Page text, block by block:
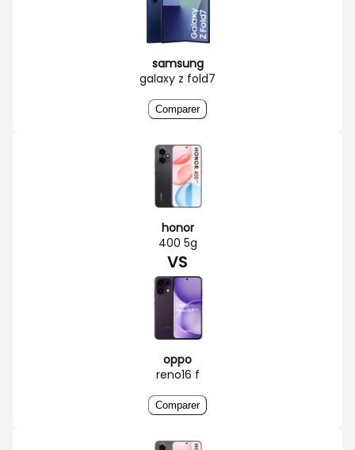
samsung
galaxy z fold7
Comparer
honor
400 5g
VS
oppo
reno16 f
Comparer